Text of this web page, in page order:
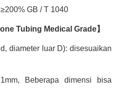
GB / T 1040
Tubing Medical Grade】
diameter luar D): disesuaikan
Beberapa dimensi bisa